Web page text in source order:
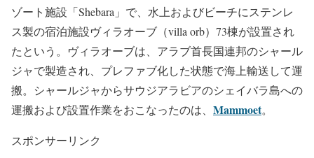
ゾート施設「Shebara」で、水上およびビーチにステンレ
ス製の宿泊施設ヴィラオーブ（villa orb）73棟が設置され
たという。ヴィラオーブは、アラブ首長国連邦のシャール
ジャで製造され、プレファブ化した状態で海上輸送して運
搬。シャールジャからサウジアラビアのシェイバラ島への
運搬および設置作業をおこなったのは、 Mammoet。
スポンサーリンク